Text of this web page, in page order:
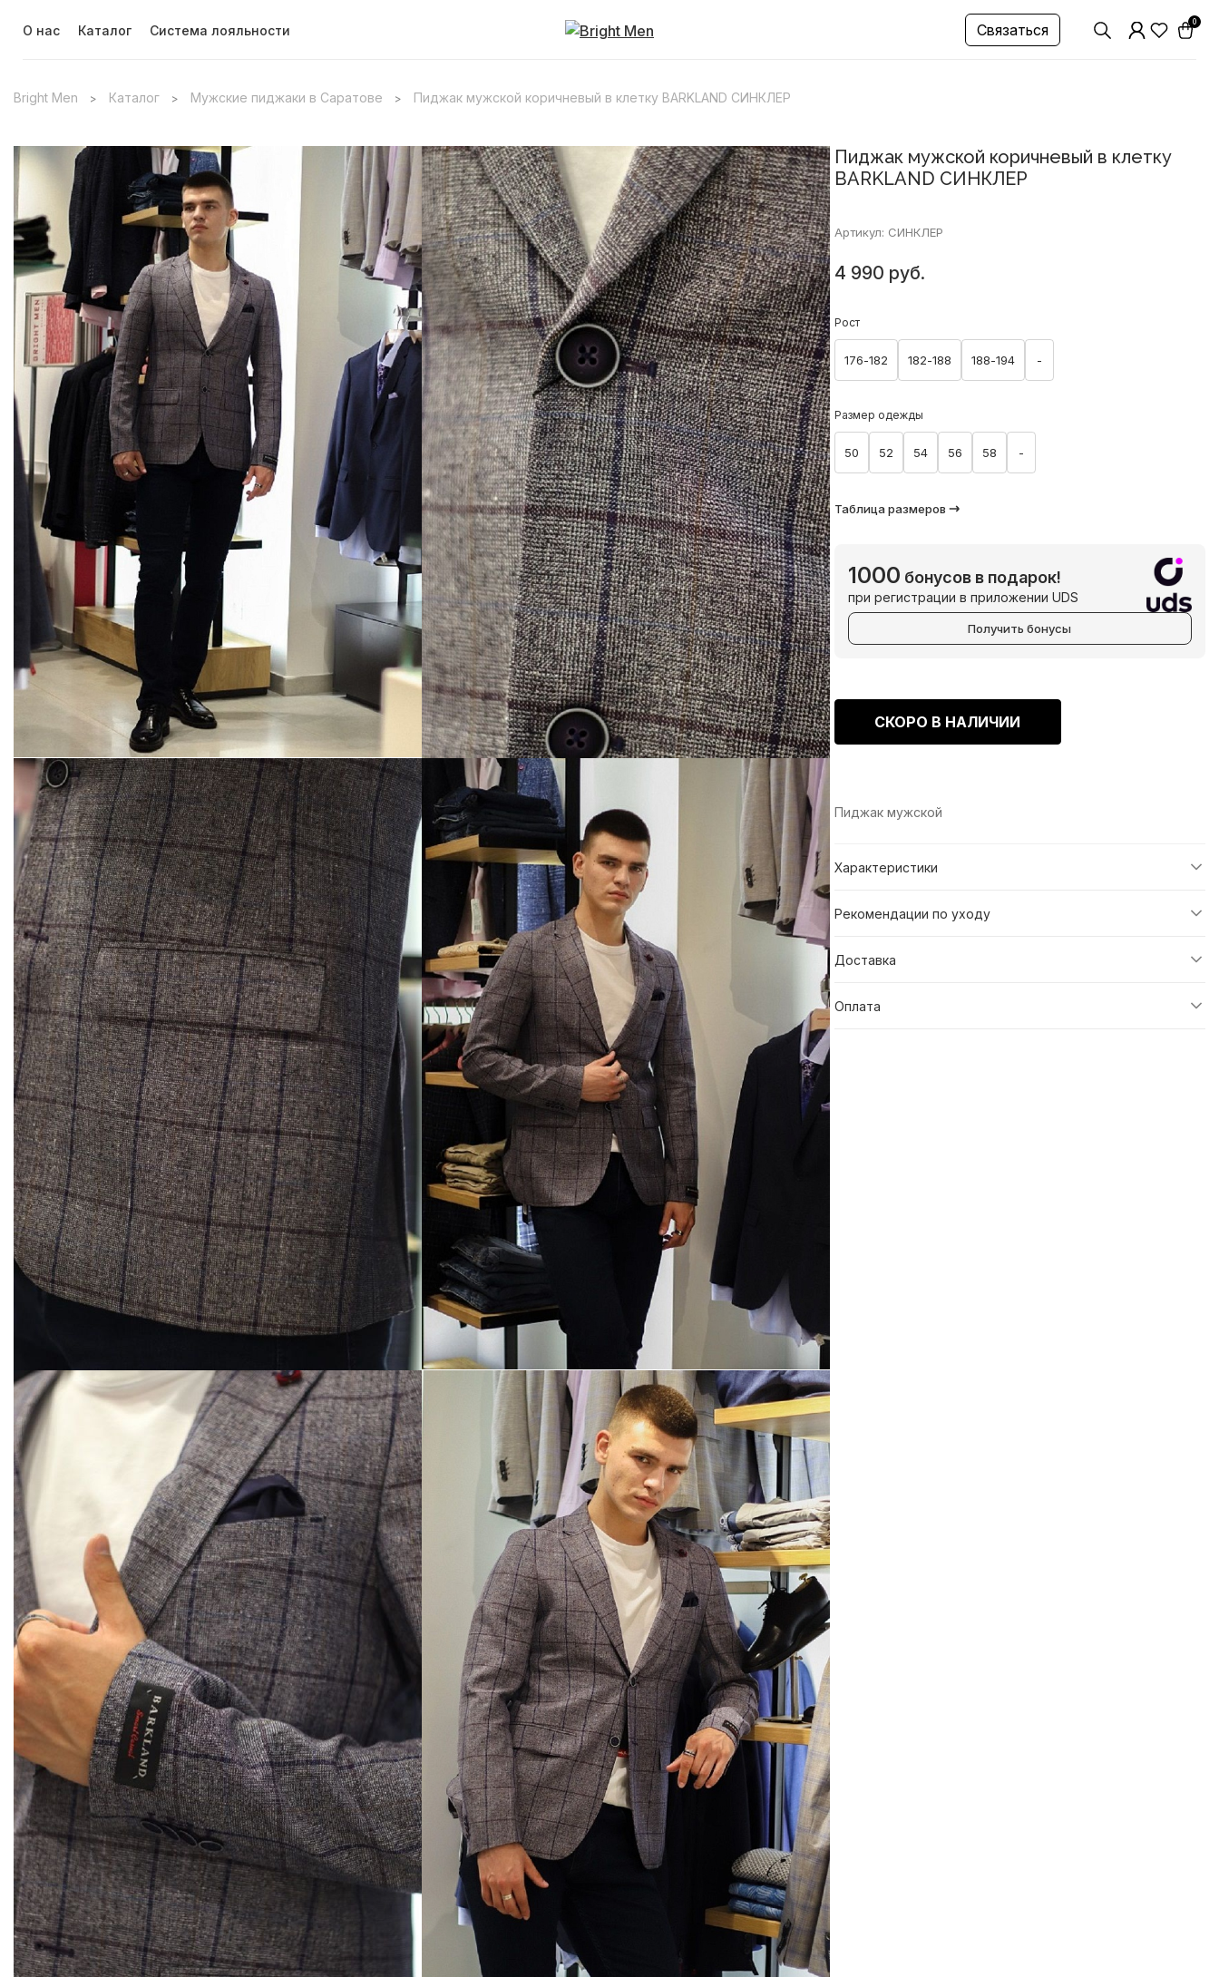
О нас Каталог Система лояльности Связаться 0
Bright Men > Каталог > Мужские пиджаки в Саратове > Пиджак мужской коричневый в клетку BARKLAND СИНКЛЕР
Пиджак мужской коричневый в клетку
BARKLAND СИНКЛЕР
Артикул: СИНКЛЕР
4 990 руб.
Рост
176-182 182-188 188-194 -
Размер одежды
50 52 54 56 58 -
Таблица размеров
1000 бонусов в подарок!
при регистрации в приложении UDS
Получить бонусы
СКОРО В НАЛИЧИИ
Пиджак мужской
Характеристики
Рекомендации по уходу
Доставка
Оплата